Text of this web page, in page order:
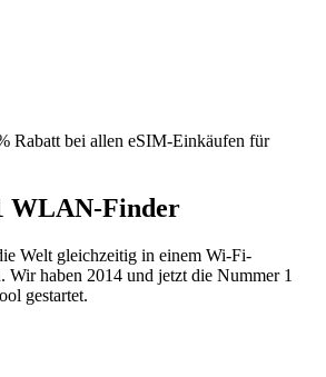
Rabatt bei allen eSIM-Einkäufen für
WLAN-Finder
Welt gleichzeitig in einem Wi-Fi-
Wir haben 2014 und jetzt die Nummer 1
gestartet.